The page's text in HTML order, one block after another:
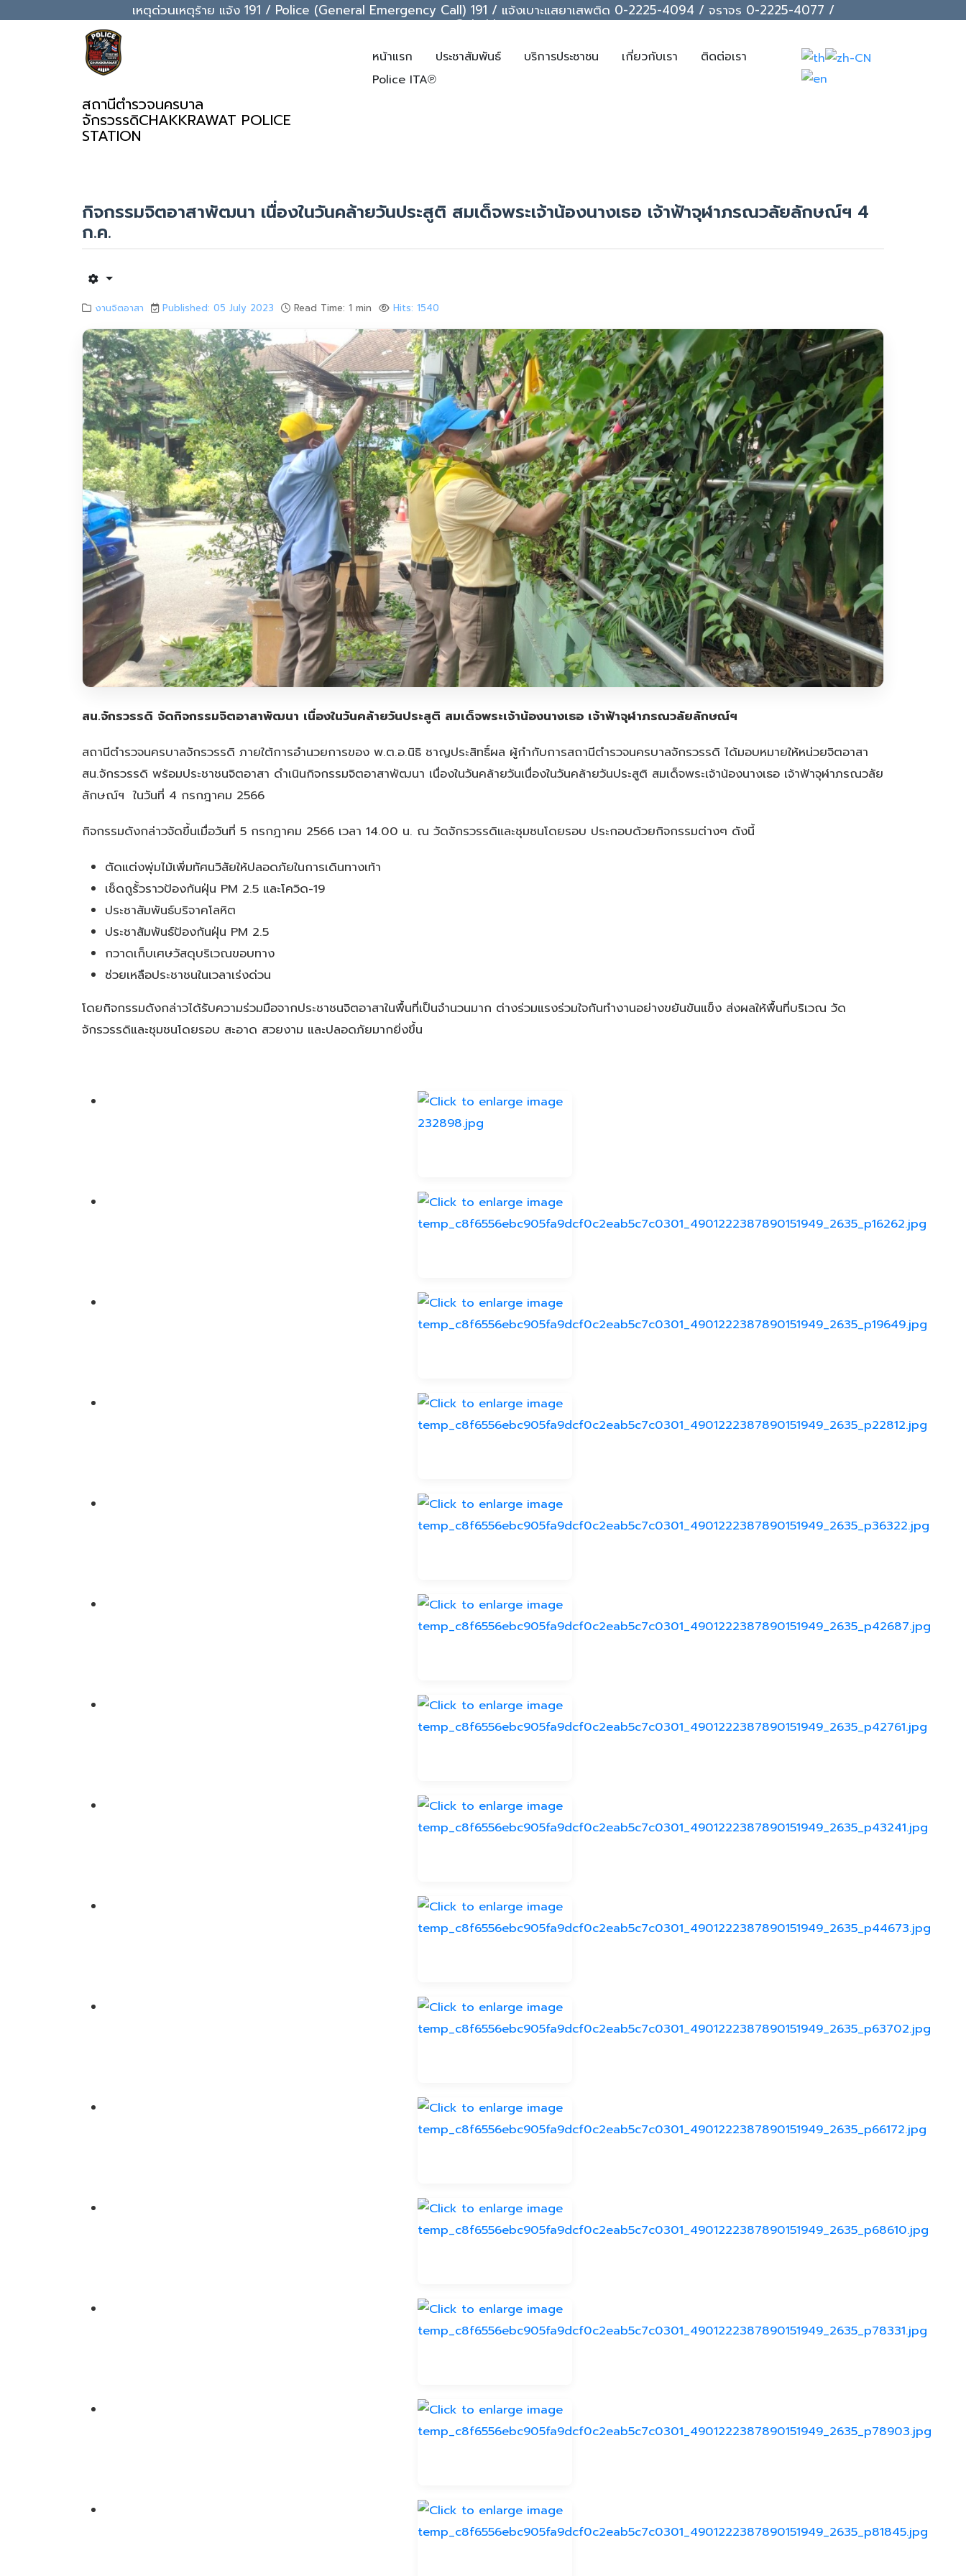
เหตุด่วนเหตุร้าย แจ้ง 191 / Police (General Emergency Call) 191 / แจ้งเบาะแสยาเสพติด 0-2225-4094 / จราจร 0-2225-4077 /
support@chakkrawat.com
สถานีตำรวจนครบาล
จักรวรรดิCHAKKRAWAT POLICE
STATION
หน้าแรก ประชาสัมพันธ์ บริการประชาชน เกี่ยวกับเรา
ติดต่อเรา
Police ITA℗
กิจกรรมจิตอาสาพัฒนา เนื่องในวันคล้ายวันประสูติ สมเด็จพระเจ้าน้องนางเธอ เจ้าฟ้าจุฬาภรณวลัยลักษณ์ฯ 4
ก.ค.
งานจิตอาสา Published: 05 July 2023 Read Time: 1 min Hits: 1540
สน.จักรวรรดิ จัดกิจกรรมจิตอาสาพัฒนา เนื่องในวันคล้ายวันประสูติ สมเด็จพระเจ้าน้องนางเธอ เจ้าฟ้าจุฬาภรณวลัยลักษณ์ฯ
สถานีตำรวจนครบาลจักรวรรดิ ภายใต้การอำนวยการของ พ.ต.อ.นิธิ ชาญประสิทธิ์ผล ผู้กำกับการสถานีตำรวจนครบาลจักรวรรดิ ได้มอบหมายให้หน่วยจิตอาสา
สน.จักรวรรดิ พร้อมประชาชนจิตอาสา ดำเนินกิจกรรมจิตอาสาพัฒนา เนื่องในวันคล้ายวันเนื่องในวันคล้ายวันประสูติ สมเด็จพระเจ้าน้องนางเธอ เจ้าฟ้าจุฬาภรณวลัย
ลักษณ์ฯ ในวันที่ 4 กรกฎาคม 2566
กิจกรรมดังกล่าวจัดขึ้นเมื่อวันที่ 5 กรกฎาคม 2566 เวลา 14.00 น. ณ วัดจักรวรรดิและชุมชนโดยรอบ ประกอบด้วยกิจกรรมต่างๆ ดังนี้
ตัดแต่งพุ่มไม้เพิ่มทัศนวิสัยให้ปลอดภัยในการเดินทางเท้า
เช็ดถูรั้วราวป้องกันฝุ่น PM 2.5 และโควิด-19
ประชาสัมพันธ์บริจาคโลหิต
ประชาสัมพันธ์ป้องกันฝุ่น PM 2.5
กวาดเก็บเศษวัสดุบริเวณขอบทาง
ช่วยเหลือประชาชนในเวลาเร่งด่วน
โดยกิจกรรมดังกล่าวได้รับความร่วมมือจากประชาชนจิตอาสาในพื้นที่เป็นจำนวนมาก ต่างร่วมแรงร่วมใจกันทำงานอย่างขยันขันแข็ง ส่งผลให้พื้นที่บริเวณ วัด
จักรวรรดิและชุมชนโดยรอบ สะอาด สวยงาม และปลอดภัยมากยิ่งขึ้น